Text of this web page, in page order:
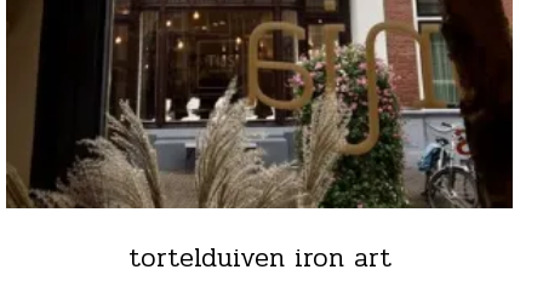
tortelduiven iron art